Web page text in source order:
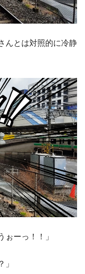
んとは対照的に冷静
ぉーっ！！」
」